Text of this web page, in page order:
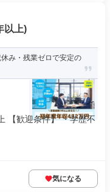
以上)
み・残業ゼロで安定の
【歓迎条件】 ・学歴不
気になる